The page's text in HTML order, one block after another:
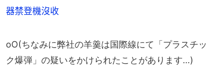
器禁登機沒收
oO(ちなみに弊社の羊羹は国際線にて「プラスチッ
ク爆弾」の疑いをかけられたことがあります…)